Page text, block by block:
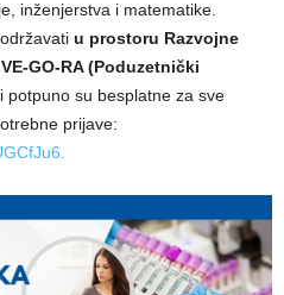
inženjerstva i matematike.
u prostoru Razvojne
GO-RA (Poduzetnički
potpuno su besplatne za sve
prijave: